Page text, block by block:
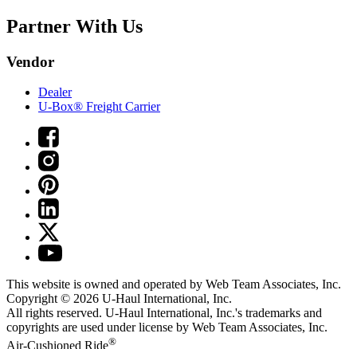
Partner With Us
Vendor
Dealer
U-Box® Freight Carrier
This website is owned and operated by Web Team Associates, Inc.
Copyright © 2026 U-Haul International, Inc.
All rights reserved. U-Haul International, Inc.'s trademarks and
copyrights are used under license by Web Team Associates, Inc.
Air-Cushioned Ride®